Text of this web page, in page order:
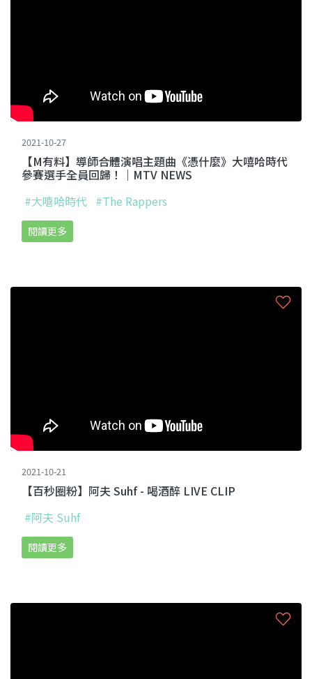
2021-10-27
【M有料】導師合體演唱主題曲《憑什麼》大嘻哈時代
參賽選手全員回歸！｜MTV NEWS
#大嘻哈時代 #The Rappers
閱讀更多
2021-10-21
【百秒圈粉】阿夫 Suhf - 喝酒醉 LIVE CLIP
#阿夫 Suhf
閱讀更多